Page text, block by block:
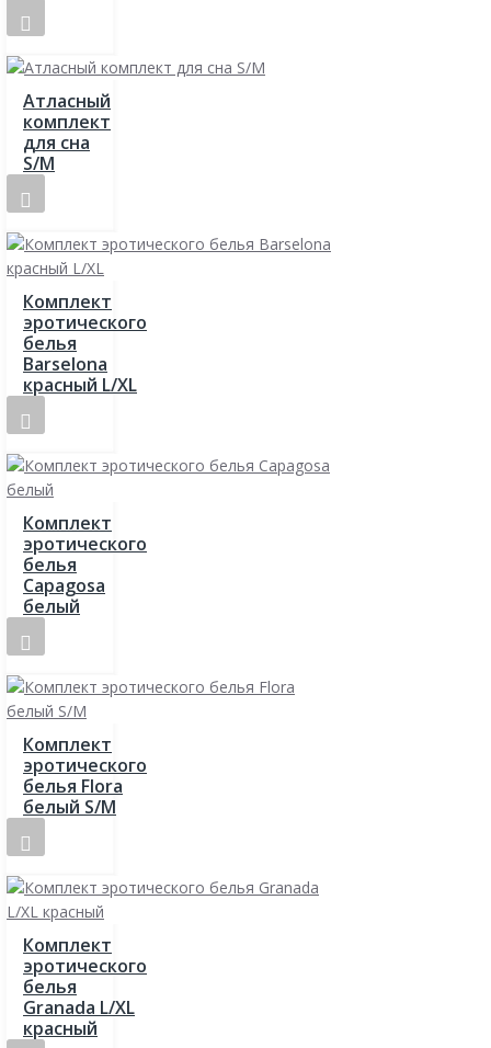
Атласный
комплект
для сна
S/M
Комплект
эротического
белья
Barselona
красный L/XL
Комплект
эротического
белья
Capagosa
белый
Комплект
эротического
белья Flora
белый S/M
Комплект
эротического
белья
Granada L/XL
красный